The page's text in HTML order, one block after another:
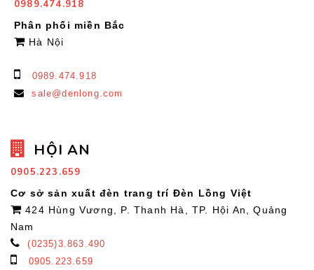
0989.474.918
Phân phối miền Bắc
Hà Nội
0989.474.918
sale@denlong.com
HỘI AN
0905.223.659
Cơ sở sản xuất đèn trang trí Đèn Lồng Việt
424 Hùng Vương, P. Thanh Hà, TP. Hội An, Quảng
Nam
(0235)3.863.490
0905.223.659